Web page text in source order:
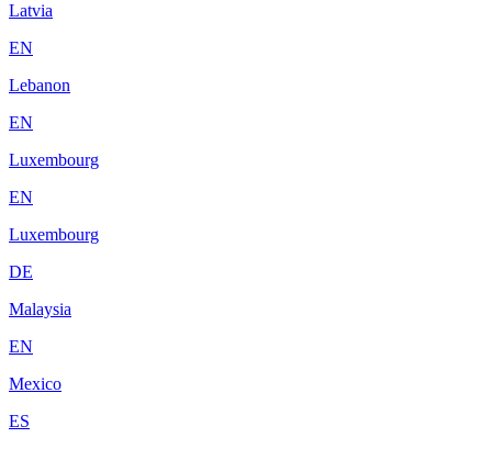
Latvia
EN
Lebanon
EN
Luxembourg
EN
Luxembourg
DE
Malaysia
EN
Mexico
ES